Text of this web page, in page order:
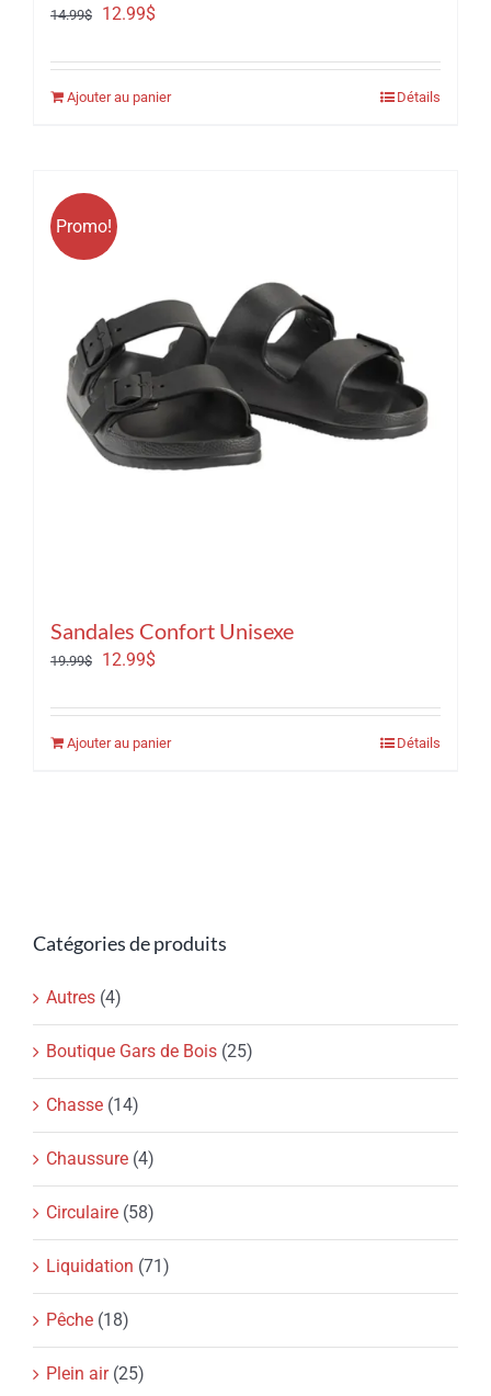
14.99$
Le
initial
était :
12.99$
actuel
est :
Ajouter au panier Détails
Promo!
Sandales Confort Unisexe
19.99$
Le
initial
était :
12.99$
actuel
est :
Ajouter au panier Détails
Catégories de produits
Autres (4)
Boutique Gars de Bois (25)
Chasse (14)
Chaussure (4)
Circulaire (58)
Liquidation (71)
Pêche (18)
Plein air (25)